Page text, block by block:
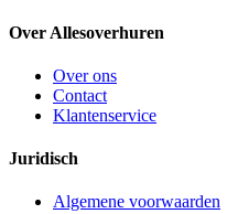
Over Allesoverhuren
Over ons
Contact
Klantenservice
Juridisch
Algemene voorwaarden